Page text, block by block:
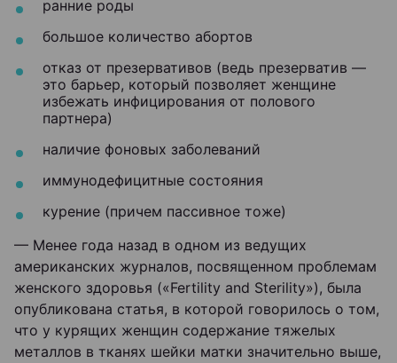
ранние роды
большое количество абортов
отказ от презервативов (ведь презерватив —
это барьер, который позволяет женщине
избежать инфицирования от полового
партнера)
наличие фоновых заболеваний
иммунодефицитные состояния
курение (причем пассивное тоже)
— Менее года назад в одном из ведущих
американских журналов, посвященном проблемам
женского здоровья («Fertility and Sterility»), была
опубликована статья, в которой говорилось о том,
что у курящих женщин содержание тяжелых
металлов в тканях шейки матки значительно выше,